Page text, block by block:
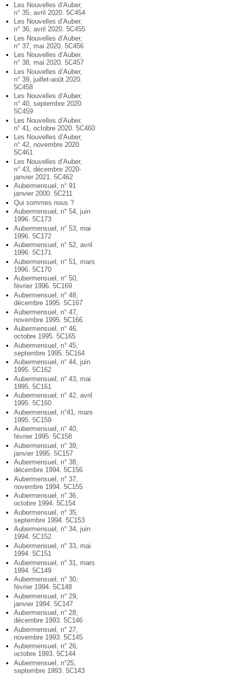
Les Nouvelles d’Auber,
n° 35, avril 2020. 5C454
Les Nouvelles d’Auber,
n° 36, avril 2020. 5C455
Les Nouvelles d’Auber,
n° 37, mai 2020. 5C456
Les Nouvelles d’Auber,
n° 38, mai 2020. 5C457
Les Nouvelles d’Auber,
n° 39, juillet-août 2020.
5C458
Les Nouvelles d’Auber,
n° 40, septembre 2020.
5C459
Les Nouvelles d’Auber,
n° 41, octobre 2020. 5C460
Les Nouvelles d’Auber,
n° 42, novembre 2020.
5C461
Les Nouvelles d’Auber,
n° 43, décembre 2020-
janvier 2021. 5C462
Aubermensuel, n° 91
janvier 2000. 5C211
Qui sommes nous ?
Aubermensuel, n° 54, juin
1996. 5C173
Aubermensuel, n° 53, mai
1996. 5C172
Aubermensuel, n° 52, avril
1996. 5C171
Aubermensuel, n° 51, mars
1996. 5C170
Aubermensuel, n° 50,
février 1996. 5C169
Aubermensuel, n° 48,
décembre 1995. 5C167
Aubermensuel, n° 47,
novembre 1995. 5C166
Aubermensuel, n° 46,
octobre 1995. 5C165
Aubermensuel, n° 45,
septembre 1995. 5C164
Aubermensuel, n° 44, juin
1995. 5C162
Aubermensuel, n° 43, mai
1995. 5C161
Aubermensuel, n° 42, avril
1995. 5C160
Aubermensuel, n°41, mars
1995. 5C159
Aubermensuel, n° 40,
février 1995. 5C158
Aubermensuel, n° 39,
janvier 1995. 5C157
Aubermensuel, n° 38,
décembre 1994. 5C156
Aubermensuel, n° 37,
novembre 1994. 5C155
Aubermensuel, n° 36,
octobre 1994. 5C154
Aubermensuel, n° 35,
septembre 1994. 5C153
Aubermensuel, n° 34, juin
1994. 5C152
Aubermensuel, n° 33, mai
1994. 5C151
Aubermensuel, n° 31, mars
1994. 5C149
Aubermensuel, n° 30,
février 1994. 5C148
Aubermensuel, n° 29,
janvier 1994. 5C147
Aubermensuel, n° 28,
décembre 1993. 5C146
Aubermensuel, n° 27,
novembre 1993. 5C145
Aubermensuel, n° 26,
octobre 1993. 5C144
Aubermensuel, n°25,
septembre 1993. 5C143